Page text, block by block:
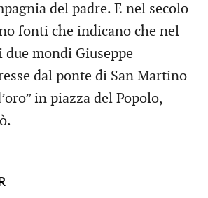
del padre. E nel secolo
fonti che indicano che nel
due mondi Giuseppe
dal ponte di San Martino
in piazza del Popolo,